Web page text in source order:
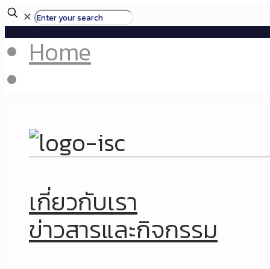
✕
Home
เกี่ยวกับเรา
ข่าวสารและกิจกรรม